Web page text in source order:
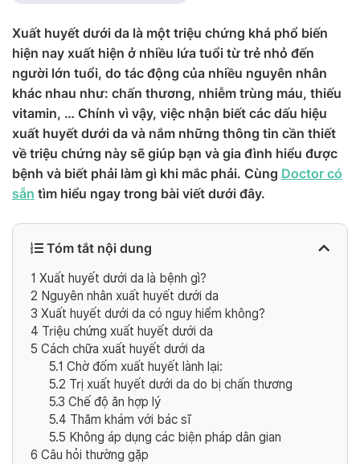
Xuất huyết dưới da là một triệu chứng khá phổ biến
hiện nay xuất hiện ở nhiều lứa tuổi từ trẻ nhỏ đến
người lớn tuổi, do tác động của nhiều nguyên nhân
khác nhau như: chấn thương, nhiễm trùng máu, thiếu
vitamin, … Chính vì vậy, việc nhận biết các dấu hiệu
xuất huyết dưới da và nắm những thông tin cần thiết
về triệu chứng này sẽ giúp bạn và gia đình hiểu được
bệnh và biết phải làm gì khi mắc phải. Cùng Doctor có
sẵn tìm hiểu ngay trong bài viết dưới đây.
Tóm tắt nội dung
1 Xuất huyết dưới da là bệnh gì?
2 Nguyên nhân xuất huyết dưới da
3 Xuất huyết dưới da có nguy hiểm không?
4 Triệu chứng xuất huyết dưới da
5 Cách chữa xuất huyết dưới da
5.1 Chờ đốm xuất huyết lành lại:
5.2 Trị xuất huyết dưới da do bị chấn thương
5.3 Chế độ ăn hợp lý
5.4 Thăm khám với bác sĩ
5.5 Không áp dụng các biện pháp dân gian
6 Câu hỏi thường gặp